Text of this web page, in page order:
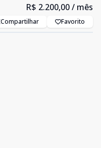
R$ 2.200,00/ mês
Compartilhar Favorito